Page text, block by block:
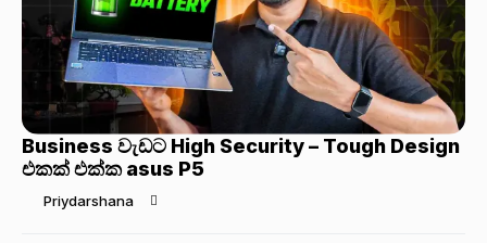
Business වැඩට High Security – Tough Design
එකක් එක්ක asus P5
Priydarshana